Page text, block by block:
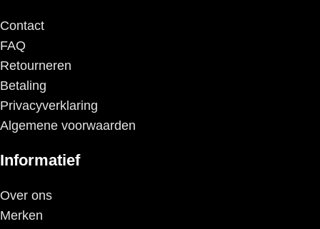
Contact
FAQ
Retourneren
Betaling
Privacyverklaring
Algemene voorwaarden
Informatief
Over ons
Merken